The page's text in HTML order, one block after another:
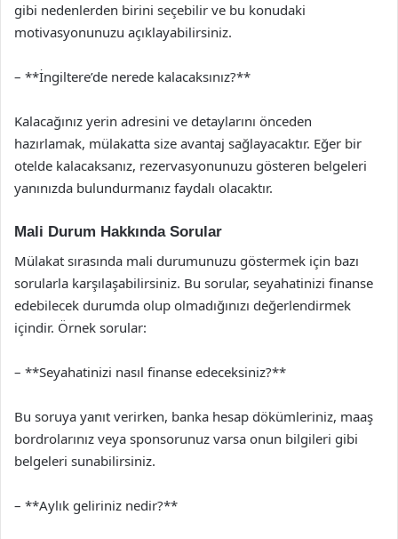
gibi nedenlerden birini seçebilir ve bu konudaki
motivasyonunuzu açıklayabilirsiniz.
– **İngiltere’de nerede kalacaksınız?**
Kalacağınız yerin adresini ve detaylarını önceden
hazırlamak, mülakatta size avantaj sağlayacaktır. Eğer bir
otelde kalacaksanız, rezervasyonunuzu gösteren belgeleri
yanınızda bulundurmanız faydalı olacaktır.
Mali Durum Hakkında Sorular
Mülakat sırasında mali durumunuzu göstermek için bazı
sorularla karşılaşabilirsiniz. Bu sorular, seyahatinizi finanse
edebilecek durumda olup olmadığınızı değerlendirmek
içindir. Örnek sorular:
– **Seyahatinizi nasıl finanse edeceksiniz?**
Bu soruya yanıt verirken, banka hesap dökümleriniz, maaş
bordrolarınız veya sponsorunuz varsa onun bilgileri gibi
belgeleri sunabilirsiniz.
– **Aylık geliriniz nedir?**